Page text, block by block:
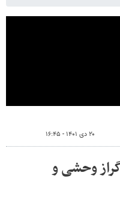
۲۰ دی ۱۴۰۱ - ۱۶:۴۵
وحشی و